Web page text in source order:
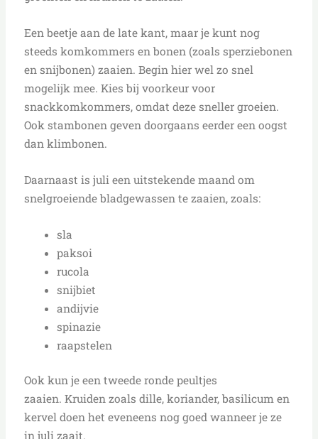
Een beetje aan de late kant, maar je kunt nog
steeds komkommers en bonen (zoals sperziebonen
en snijbonen) zaaien. Begin hier wel zo snel
mogelijk mee. Kies bij voorkeur voor
snackkomkommers, omdat deze sneller groeien.
Ook stambonen geven doorgaans eerder een oogst
dan klimbonen.
Daarnaast is juli een uitstekende maand om
snelgroeiende bladgewassen te zaaien, zoals:
sla
paksoi
rucola
snijbiet
andijvie
spinazie
raapstelen
Ook kun je een tweede ronde peultjes
zaaien. Kruiden zoals dille, koriander, basilicum en
kervel doen het eveneens nog goed wanneer je ze
in juli zaait.